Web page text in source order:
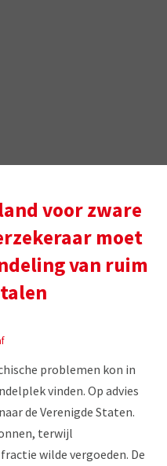
voor zware
moet
van ruim
problemen kon in
vinden. Op advies
de Verenigde Staten.
terwijl
wilde vergoeden. De